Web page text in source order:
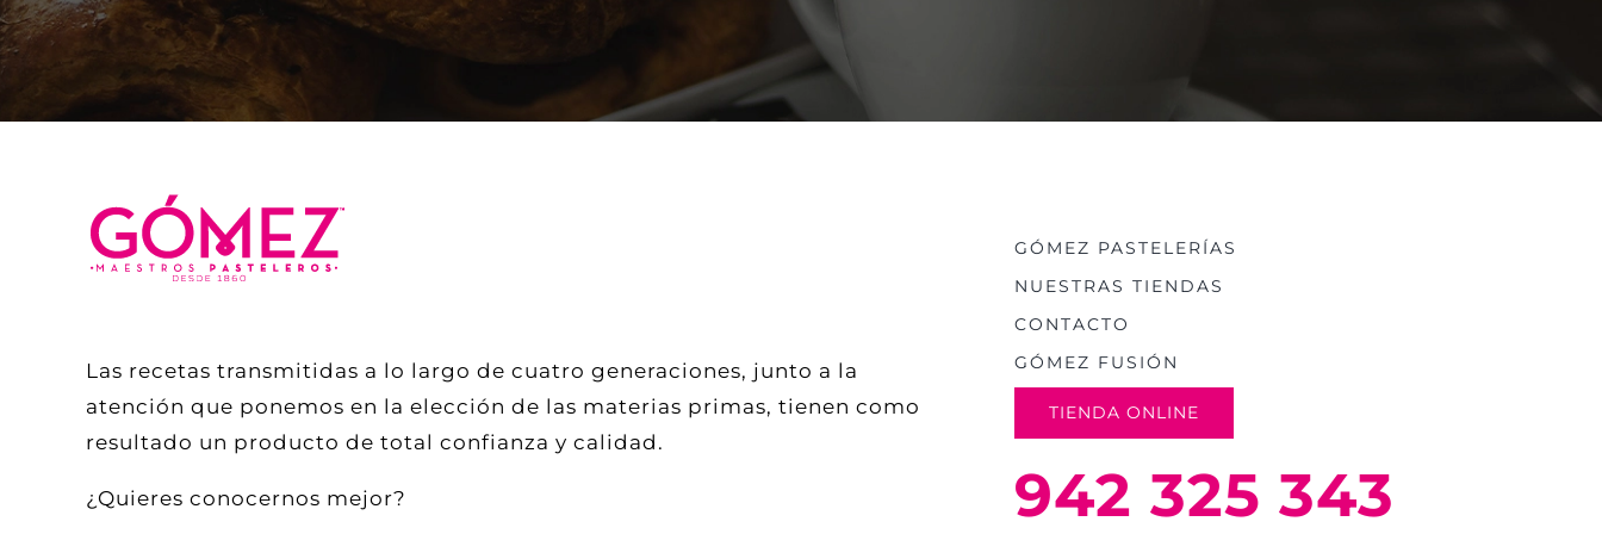
Las recetas transmitidas a lo largo de cuatro generaciones, junto a la
atención que ponemos en la elección de las materias primas, tienen como
resultado un producto de total confianza y calidad.
¿Quieres conocernos mejor?
GÓMEZ PASTELERÍAS
NUESTRAS TIENDAS
CONTACTO
GÓMEZ FUSIÓN
TIENDA ONLINE
942 325 343